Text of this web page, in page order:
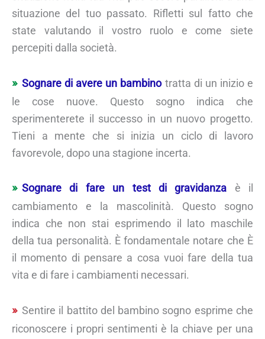
situazione del tuo passato. Rifletti sul fatto che
state valutando il vostro ruolo e come siete
percepiti dalla società.
Sognare di avere un bambinotratta di un inizio e
le cose nuove. Questo sogno indica che
sperimenterete il successo in un nuovo progetto.
Tieni a mente che si inizia un ciclo di lavoro
favorevole, dopo una stagione incerta.
Sognare di fare un test di gravidanza è il
cambiamento e la mascolinità. Questo sogno
indica che non stai esprimendo il lato maschile
della tua personalità. È fondamentale notare che È
il momento di pensare a cosa vuoi fare della tua
vita e di fare i cambiamenti necessari.
Sentire il battito del bambino sogno esprime che
riconoscere i propri sentimenti è la chiave per una